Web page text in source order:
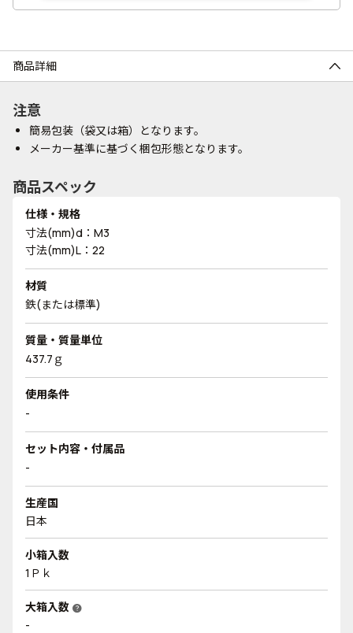
商品詳細
注意
簡易包装（袋又は箱）となります。
メーカー基準に基づく梱包形態となります。
商品スペック
仕様・規格
寸法(mm)d：M3
寸法(mm)L：22
材質
鉄(または標準)
質量・質量単位
437.7ｇ
使用条件
-
セット内容・付属品
-
生産国
日本
小箱入数
1Ｐｋ
大箱入数 help
-